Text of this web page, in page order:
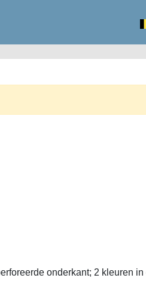
onderkant; 2 kleuren